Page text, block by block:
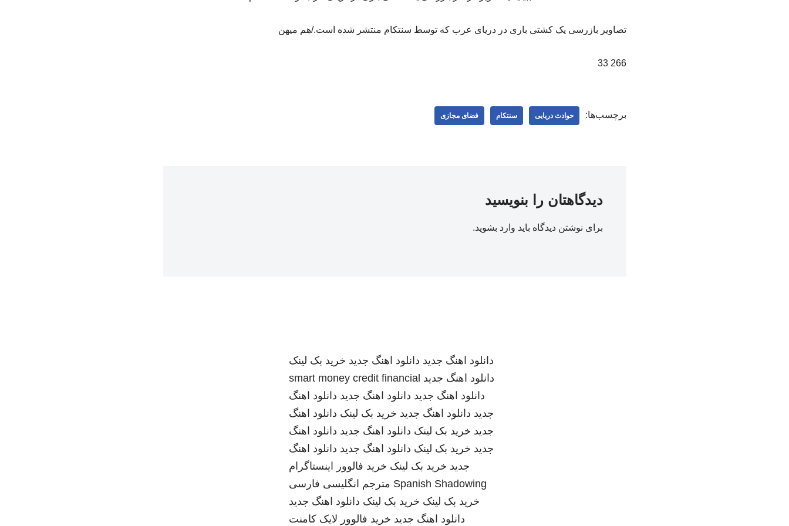
تصاویر بازرسی یک کشتی باری در دریای عرب که توسط سنتکام منتشر شده است./هم میهن
266 33
برچسب‌ها: حوادث دریایی سنتکام فضای مجازی
دیدگاهتان را بنویسید
برای نوشتن دیدگاه باید وارد بشوید.
دانلود اهنگ جدید دانلود اهنگ جدید خرید بک لینک
دانلود اهنگ جدید smart money credit financial
دانلود اهنگ جدید دانلود اهنگ جدید دانلود اهنگ
جدید دانلود اهنگ جدید خرید بک لینک دانلود اهنگ
جدید خرید بک لینک دانلود اهنگ جدید دانلود اهنگ
جدید خرید بک لینک دانلود اهنگ جدید دانلود اهنگ
جدید خرید بک لینک خرید فالوور اینستاگرام
Spanish Shadowing مترجم انگلیسی فارسی
خرید بک لینک خرید بک لینک دانلود اهنگ جدید
دانلود اهنگ جدید خرید فالوور لایک کامنت